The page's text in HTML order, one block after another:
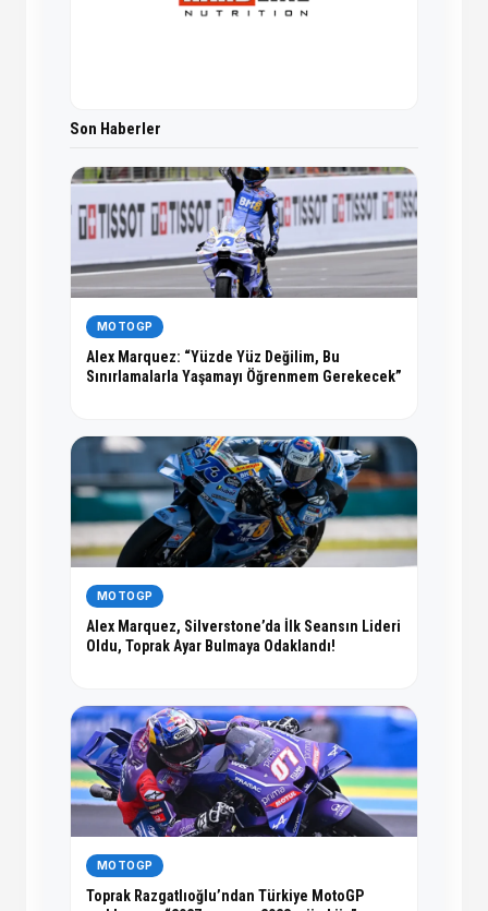
Son Haberler
MOTOGP
Alex Marquez: “Yüzde Yüz Değilim, Bu
Sınırlamalarla Yaşamayı Öğrenmem Gerekecek”
MOTOGP
Alex Marquez, Silverstone’da İlk Seansın Lideri
Oldu, Toprak Ayar Bulmaya Odaklandı!
MOTOGP
Toprak Razgatlıoğlu’ndan Türkiye MotoGP